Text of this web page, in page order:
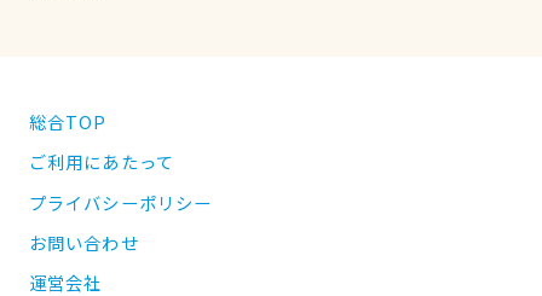
総合TOP
ご利用にあたって
プライバシーポリシー
お問い合わせ
運営会社